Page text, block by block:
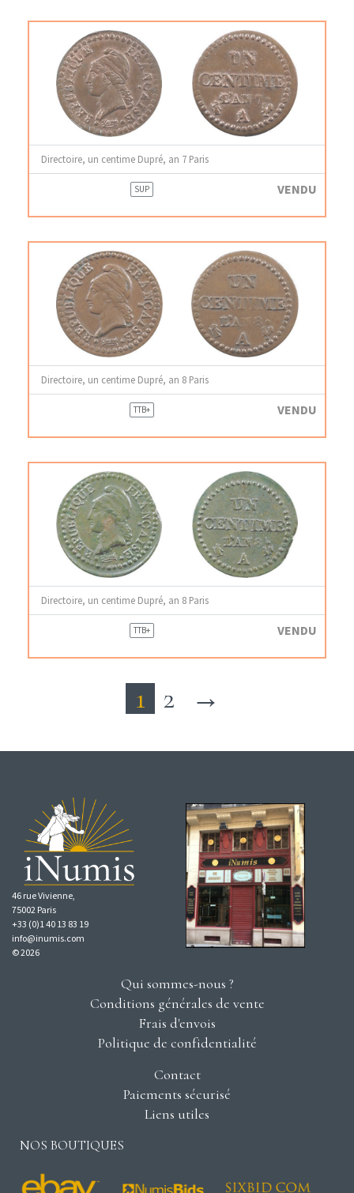
Directoire, un centime Dupré, an 7 Paris
SUP VENDU
Directoire, un centime Dupré, an 8 Paris
TTB+ VENDU
Directoire, un centime Dupré, an 8 Paris
TTB+ VENDU
1 2 →
46 rue Vivienne,
75002 Paris
+33 (0)1 40 13 83 19
info@inumis.com
© 2026
Qui sommes-nous ?
Conditions générales de vente
Frais d'envois
Politique de confidentialité
Contact
Paiements sécurisé
Liens utiles
NOS BOUTIQUES